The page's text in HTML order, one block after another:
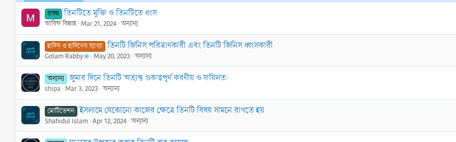
প্রবন্ধ তিনটিতে মুক্তি ও তিনটিতে ধংস
আরিফ বিল্লাহ Mar 21, 2024 অন্যান্য
হাদিস ও হাদিসের ব্যাখ্যা তিনটি জিনিস পরিত্রাণকারী এবং তিনটি জিনিস ধ্বংসকারী
Golam Rabby May 20, 2023 অন্যান্য
অন্যান্য জুমার দিনে তিনটি অত্যন্ত গুরুত্বপূর্ণ করণীয় ও ফযিলত:
shipa Mar 3, 2023 অন্যান্য
মোটিভেশন ইসলামে যেকোনো কাজের ক্ষেত্রে তিনটি বিষয় সামনে রাখতে হয়
Shahidul Islam Apr 12, 2024 অন্যান্য